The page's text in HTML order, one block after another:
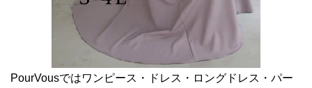
PourVousではワンピース・ドレス・ロングドレス・パー